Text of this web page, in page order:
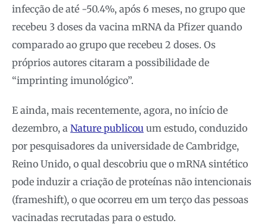
infecção de até -50.4%, após 6 meses, no grupo que
recebeu 3 doses da vacina mRNA da Pfizer quando
comparado ao grupo que recebeu 2 doses. Os
próprios autores citaram a possibilidade de
“imprinting imunológico”.
E ainda, mais recentemente, agora, no início de
dezembro, a Nature publicou um estudo, conduzido
por pesquisadores da universidade de Cambridge,
Reino Unido, o qual descobriu que o mRNA sintético
pode induzir a criação de proteínas não intencionais
(frameshift), o que ocorreu em um terço das pessoas
vacinadas recrutadas para o estudo.